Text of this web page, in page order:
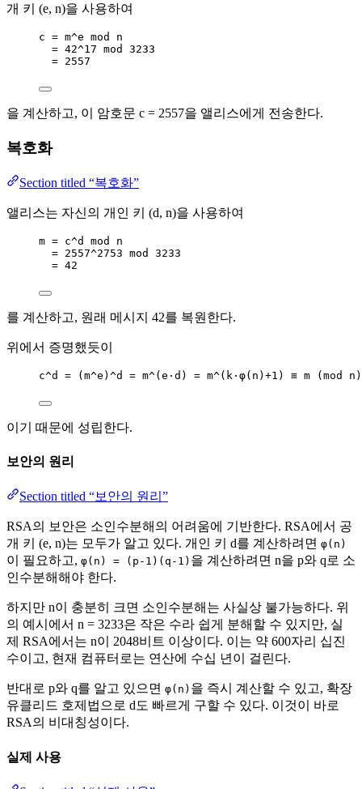
개 키 (e, n)을 사용하여
c = m^e mod n
= 42^17 mod 3233
= 2557
을 계산하고, 이 암호문 c = 2557을 앨리스에게 전송한다.
복호화
Section titled “복호화”
앨리스는 자신의 개인 키 (d, n)을 사용하여
m = c^d mod n
= 2557^2753 mod 3233
= 42
를 계산하고, 원래 메시지 42를 복원한다.
위에서 증명했듯이
c^d = (m^e)^d = m^(e·d) = m^(k·φ(n)+1) ≡ m (mod n)
이기 때문에 성립한다.
보안의 원리
Section titled “보안의 원리”
RSA의 보안은 소인수분해의 어려움에 기반한다. RSA에서 공
개 키 (e, n)는 모두가 알고 있다. 개인 키 d를 계산하려면 φ(n)
이 필요하고, φ(n) = (p-1)(q-1) 을 계산하려면 n을 p와 q로 소
인수분해해야 한다.
하지만 n이 충분히 크면 소인수분해는 사실상 불가능하다. 위
의 예시에서 n = 3233은 작은 수라 쉽게 분해할 수 있지만, 실
제 RSA에서는 n이 2048비트 이상이다. 이는 약 600자리 십진
수이고, 현재 컴퓨터로는 연산에 수십 년이 걸린다.
반대로 p와 q를 알고 있으면 φ(n) 을 즉시 계산할 수 있고, 확장
유클리드 호제법으로 d도 빠르게 구할 수 있다. 이것이 바로
RSA의 비대칭성이다.
실제 사용